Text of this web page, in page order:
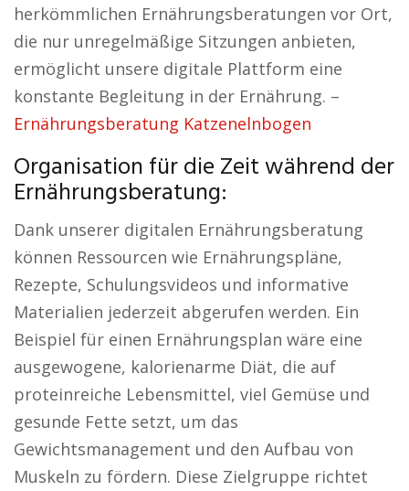
herkömmlichen Ernährungsberatungen vor Ort,
die nur unregelmäßige Sitzungen anbieten,
ermöglicht unsere digitale Plattform eine
konstante Begleitung in der Ernährung. –
Ernährungsberatung Katzenelnbogen
Organisation für die Zeit während der
Ernährungsberatung:
Dank unserer digitalen Ernährungsberatung
können Ressourcen wie Ernährungspläne,
Rezepte, Schulungsvideos und informative
Materialien jederzeit abgerufen werden. Ein
Beispiel für einen Ernährungsplan wäre eine
ausgewogene, kalorienarme Diät, die auf
proteinreiche Lebensmittel, viel Gemüse und
gesunde Fette setzt, um das
Gewichtsmanagement und den Aufbau von
Muskeln zu fördern. Diese Zielgruppe richtet